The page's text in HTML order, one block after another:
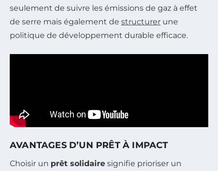
seulement de suivre les émissions de gaz à effet
de serre mais également de structurer une
politique de développement durable efficace.
AVANTAGES D’UN PRÊT À IMPACT
Choisir un prêt solidaire signifie prioriser un